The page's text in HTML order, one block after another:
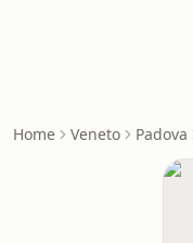
Home Veneto Padova